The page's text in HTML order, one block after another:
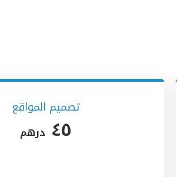
تصميم المواقع
٤٥ درهم